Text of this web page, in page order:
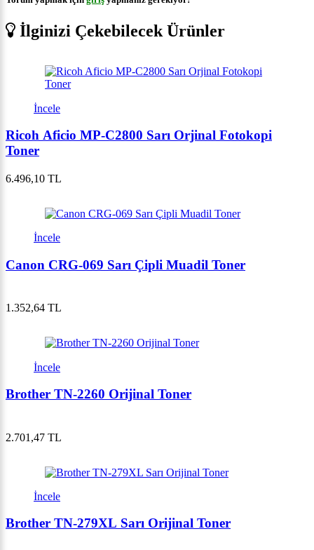
İlginizi Çekebilecek Ürünler
İncele
Ricoh Aficio MP-C2800 Sarı Orjinal Fotokopi
Toner
6.496,10 TL
İncele
Canon CRG-069 Sarı Çipli Muadil Toner
1.352,64 TL
İncele
Brother TN-2260 Orijinal Toner
2.701,47 TL
İncele
Brother TN-279XL Sarı Orijinal Toner